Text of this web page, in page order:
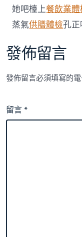
她吧檯上餐飲業體
蒸氣供膳體檢孔
發佈留言
發佈留言必須填寫的
留言*